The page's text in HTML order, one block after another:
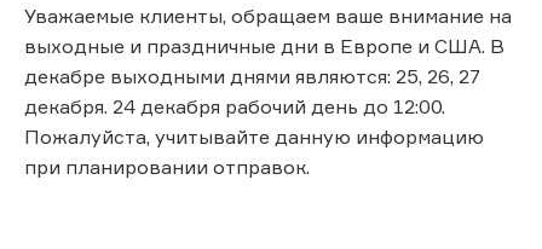
Уважаемые клиенты, обращаем ваше внимание на
выходные и праздничные дни в Европе и США. В
декабре выходными днями являются: 25, 26, 27
декабря. 24 декабря рабочий день до 12:00.
Пожалуйста, учитывайте данную информацию
при планировании отправок.